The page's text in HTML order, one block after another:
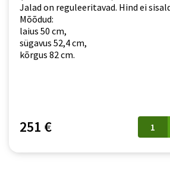
Jalad on reguleeritavad. Hind ei
Mõõdud:
laius 50 cm,
sügavus 52,4 cm,
kõrgus 82 cm.
251 €
D
ADELE